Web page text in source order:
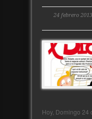
24 febrero 2013
Hoy, Domingo 24